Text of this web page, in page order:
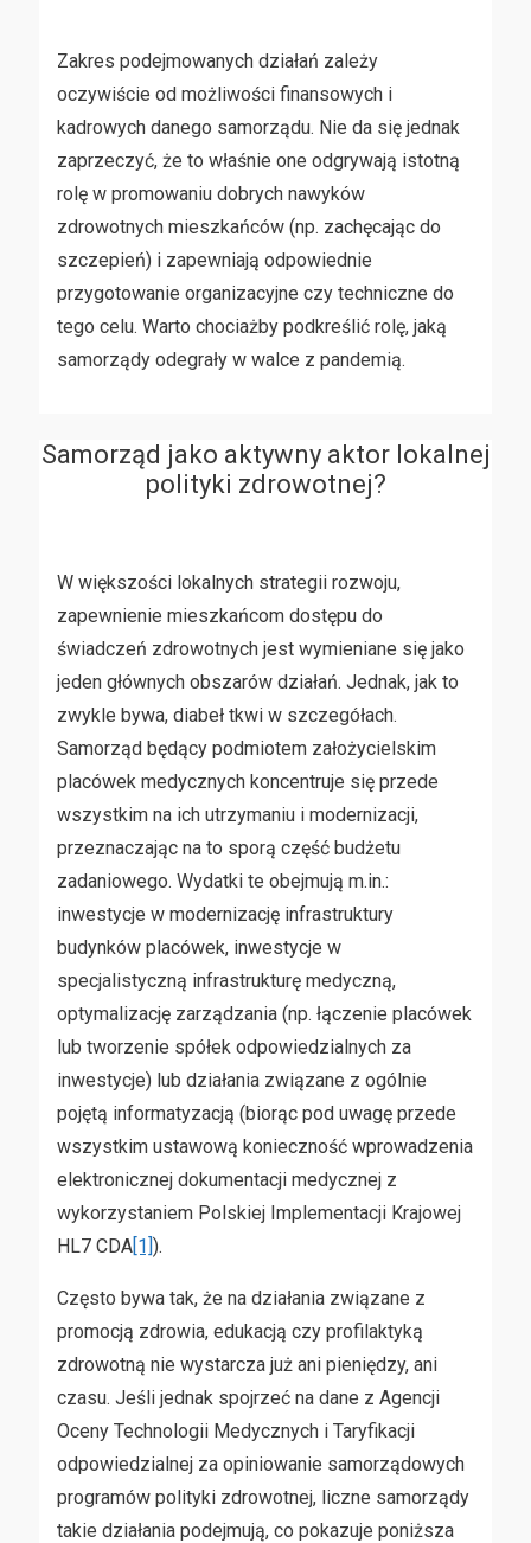
Zakres podejmowanych działań zależy
oczywiście od możliwości finansowych i
kadrowych danego samorządu. Nie da się jednak
zaprzeczyć, że to właśnie one odgrywają istotną
rolę w promowaniu dobrych nawyków
zdrowotnych mieszkańców (np. zachęcając do
szczepień) i zapewniają odpowiednie
przygotowanie organizacyjne czy techniczne do
tego celu. Warto chociażby podkreślić rolę, jaką
samorządy odegrały w walce z pandemią.
Samorząd jako aktywny aktor lokalnej
polityki zdrowotnej?
W większości lokalnych strategii rozwoju,
zapewnienie mieszkańcom dostępu do
świadczeń zdrowotnych jest wymieniane się jako
jeden głównych obszarów działań. Jednak, jak to
zwykle bywa, diabeł tkwi w szczegółach.
Samorząd będący podmiotem założycielskim
placówek medycznych koncentruje się przede
wszystkim na ich utrzymaniu i modernizacji,
przeznaczając na to sporą część budżetu
zadaniowego. Wydatki te obejmują m.in.:
inwestycje w modernizację infrastruktury
budynków placówek, inwestycje w
specjalistyczną infrastrukturę medyczną,
optymalizację zarządzania (np. łączenie placówek
lub tworzenie spółek odpowiedzialnych za
inwestycje) lub działania związane z ogólnie
pojętą informatyzacją (biorąc pod uwagę przede
wszystkim ustawową konieczność wprowadzenia
elektronicznej dokumentacji medycznej z
wykorzystaniem Polskiej Implementacji Krajowej
HL7 CDA[1]).
Często bywa tak, że na działania związane z
promocją zdrowia, edukacją czy profilaktyką
zdrowotną nie wystarcza już ani pieniędzy, ani
czasu. Jeśli jednak spojrzeć na dane z Agencji
Oceny Technologii Medycznych i Taryfikacji
odpowiedzialnej za opiniowanie samorządowych
programów polityki zdrowotnej, liczne samorządy
takie działania podejmują, co pokazuje poniższa